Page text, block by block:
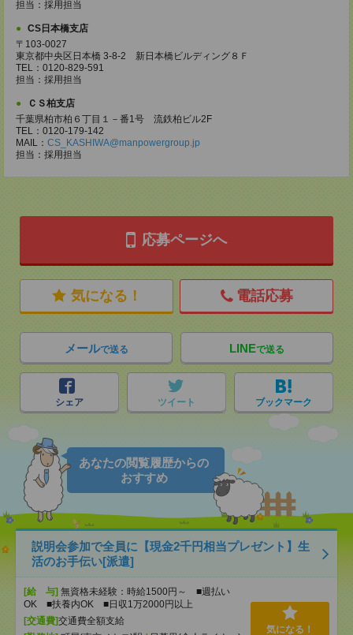
担当：採用担当
CS日本橋支店
〒103-0027
東京都中央区日本橋 3-8-2 新日本橋ビルディング８Ｆ
TEL：0120-829-591
担当：採用担当
ＣＳ柏支店
千葉県柏市柏６丁目１－番1号 流鉄柏ビル2F
TEL：0120-179-142
MAIL： CS_KASHIWA@manpowergroup.jp
担当：採用担当
応募ページへ
気になる！ 電話応募
メールで送る LINEで送る
シェア ツイート ブックマーク
あなたの閲覧履歴からの
おすすめ
説明会参加で全員に【現金2千円相当プレゼント】生
活のお手伝い[派遣]
[給 与] 無資格未経験：時給1500円～ ■週払い
OK ■扶養内OK ■日収1万2000円以上
[交通費]交通費全額支給
気になる！